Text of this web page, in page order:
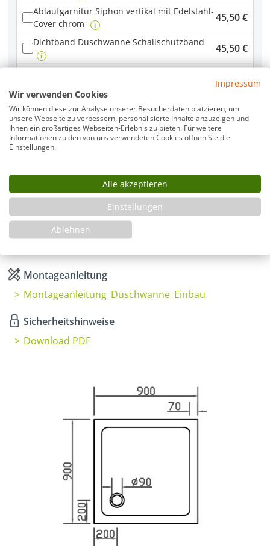
Ablaufgarnitur Siphon vertikal mit Edelstahl-
Cover chrom
i
45,50 €
Dichtband Duschwanne Schallschutzband
i
45,50 €
39,00 €
Duschwannenschürze weiß Rechteck
Produkt Anzahl: Gib den gewünschten
In den Warenkorb
Infos
Fragen zum Artikel
Planungshilfe
Montageanleitung
Montageanleitung_Duschwanne_Einbau
Sicherheitshinweise
Download PDF
Impressum
Wir verwenden Cookies
Wir können diese zur Analyse unserer Besucherdaten platzieren, um
unsere Webseite zu verbessern, personalisierte Inhalte anzuzeigen und
Ihnen ein großartiges Webseiten-Erlebnis zu bieten. Für weitere
Informationen zu den von uns verwendeten Cookies öffnen Sie die
Einstellungen.
Alle akzeptieren
Einstellungen
Ablehnen